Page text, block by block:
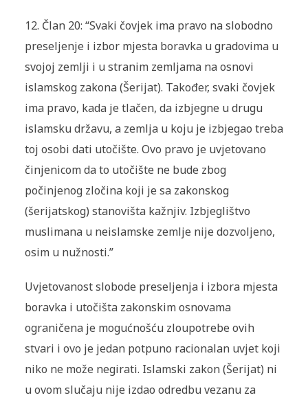
12. Član 20: “Svaki čovjek ima pravo na slobodno
preseljenje i izbor mjesta boravka u gradovima u
svojoj zemlji i u stranim zemljama na osnovi
islamskog zakona (Šerijat). Također, svaki čovjek
ima pravo, kada je tlačen, da izbjegne u drugu
islamsku državu, a zemlja u koju je izbjegao treba
toj osobi dati utočište. Ovo pravo je uvjetovano
činjenicom da to utočište ne bude zbog
počinjenog zločina koji je sa zakonskog
(šerijatskog) stanovišta kažnjiv. Izbjeglištvo
muslimana u neislamske zemlje nije dozvoljeno,
osim u nužnosti.”
Uvjetovanost slobode preseljenja i izbora mjesta
boravka i utočišta zakonskim osnovama
ograničena je mogućnošću zloupotrebe ovih
stvari i ovo je jedan potpuno racionalan uvjet koji
niko ne može negirati. Islamski zakon (Šerijat) ni
u ovom slučaju nije izdao odredbu vezanu za